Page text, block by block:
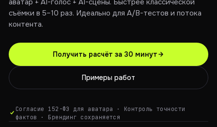
аватар + AI-голос + AI-сцены. Быстрее классической
съёмки в 5–10 раз. Идеально для A/B-тестов и потока
контента.
Получить расчёт за 30 минут
Примеры работ
Согласие 152-ФЗ для аватара · Контроль точности
фактов · Брендинг сохраняется